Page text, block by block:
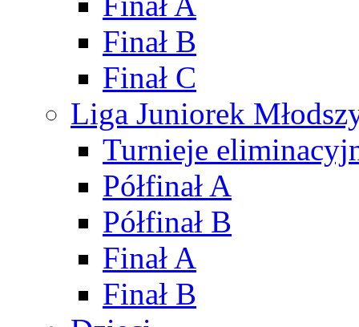
Finał B
Finał C
Liga Juniorek
Turnieje
Półfinał A
Półfinał B
Finał A
Finał B